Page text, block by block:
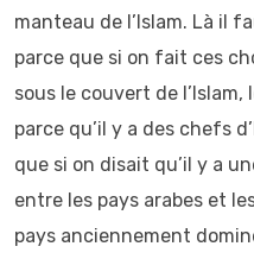
manteau de l’Islam. Là il
parce que si on fait ces
sous le couvert de l’Islam,
parce qu’il y a des chefs
que si on disait qu’il y a
entre les pays arabes et
pays anciennement